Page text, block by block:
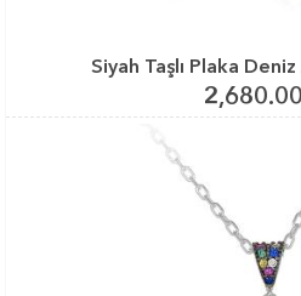
Siyah Taşlı Plaka